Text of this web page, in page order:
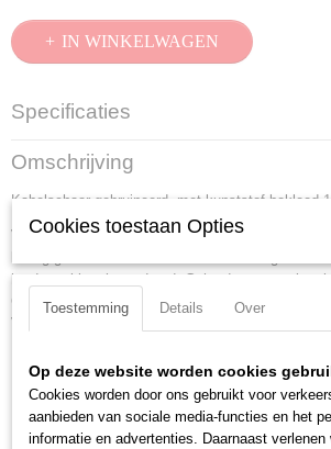
IN WINKELWAGEN
Specificaties
Productcode
95 41 165
EAN code
4003773078609
95 41 165
0,22 Kg
Afmetingen (l,b,h)
16,50 x 4,20 x 1,50 cm
Omschrijving
Kabelschaar gebruineerd, met kunststof bekleed
Voor het knippen van Cu- en Al- kabels, enkel- en
hardgetrokken koperdraad. Geharde en
Gemakkelijke snede met eenhandbediening. Met
Verstelbaar schroefscharnier.
Tang afwerking:
gebruineerd
Benen/handgrepen:met kunststof bekleed
AWG:1 / 0
Cookies toestaan Opties
Toestemming Details Over
Op deze website worden cookies
Cookies worden door ons gebruikt voor
aanbieden van sociale media-functies en het
informatie en advertenties. Daarnaast